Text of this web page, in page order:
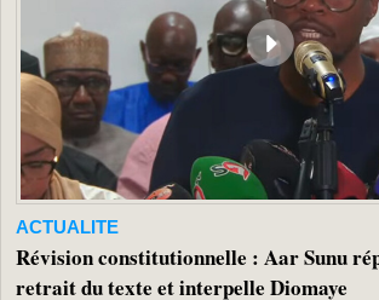
ACTUALITE
Révision constitutionnelle : Aar Sunu
retrait du texte et interpelle Diomaye